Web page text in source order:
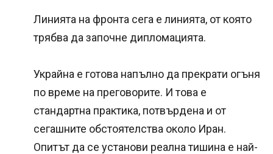
Линията на фронта сега е линията, от която
трябва да започне дипломацията.
Украйна е готова напълно да прекрати огъня
по време на преговорите. И това е
стандартна практика, потвърдена и от
сегашните обстоятелства около Иран.
Опитът да се установи реална тишина е най-